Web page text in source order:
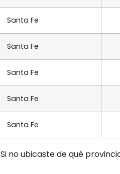
Santa Fe
Santa Fe
Santa Fe
Santa Fe
Santa Fe
Si no ubicaste de qué